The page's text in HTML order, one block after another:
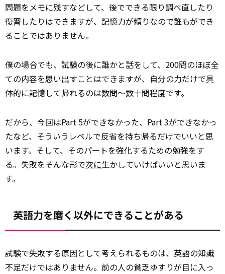
問題をメモに残すなどして、後でできる限り調べ直したり
復習したりはできますが、記憶力が頼りなので誰もができ
ることではありません。
僕の場合でも、試験の後に誰かと話をして、200問のほぼ全
ての内容を思い出すことはできますが、自分の力だけで具
体的に記憶して帰れるのは数問～数十問程度です。
だから、今回はPart 5ができなかった、Part 3ができなかっ
たなど、そういうレベルで反省を持ち帰るだけでいいと思
います。そして、そのパートを強化するための勉強をす
る。失敗をそんな形で次に生かしていけばいいと思いま
す。
英語力を磨く以外にできることがある
試験で失敗する原因として考えられるものは、英語の知識
不足だけではありません。前の人の貧乏ゆすりが目に入っ